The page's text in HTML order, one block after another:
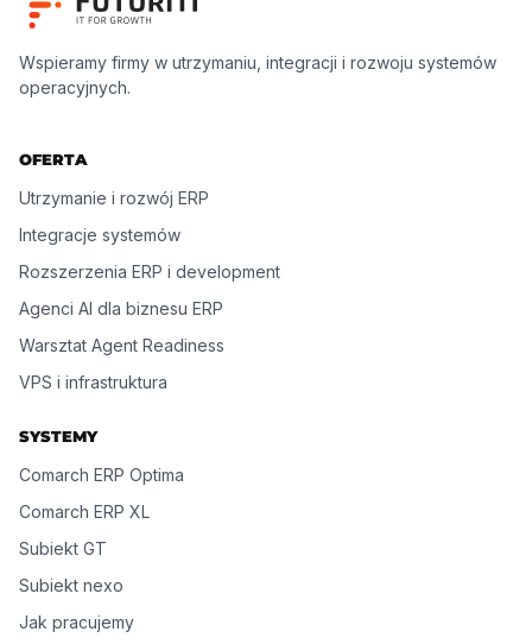
Wspieramy firmy w utrzymaniu, integracji i rozwoju systemów
operacyjnych.
OFERTA
Utrzymanie i rozwój ERP
Integracje systemów
Rozszerzenia ERP i development
Agenci AI dla biznesu ERP
Warsztat Agent Readiness
VPS i infrastruktura
SYSTEMY
Comarch ERP Optima
Comarch ERP XL
Subiekt GT
Subiekt nexo
Jak pracujemy